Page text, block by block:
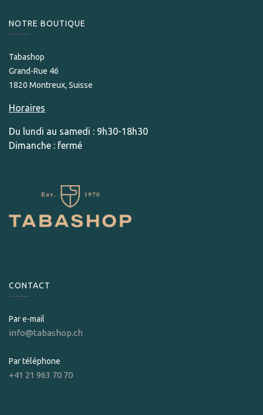
NOTRE BOUTIQUE
Tabashop
Grand-Rue 46
1820 Montreux, Suisse
Horaires
Du lundi au samedi : 9h30-18h30
Dimanche : fermé
CONTACT
Par e-mail
info@tabashop.ch
Par téléphone
+41 21 963 70 70